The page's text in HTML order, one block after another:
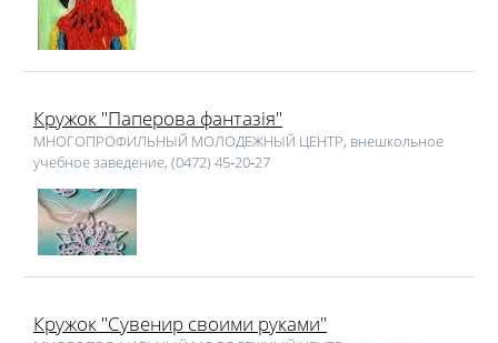
Кружок "Паперова фантазія"
МНОГОПРОФИЛЬНЫЙ МОЛОДЕЖНЫЙ ЦЕНТР, внешкольное
учебное заведение, (0472) 45‑20‑27
Кружок "Сувенир своими руками"